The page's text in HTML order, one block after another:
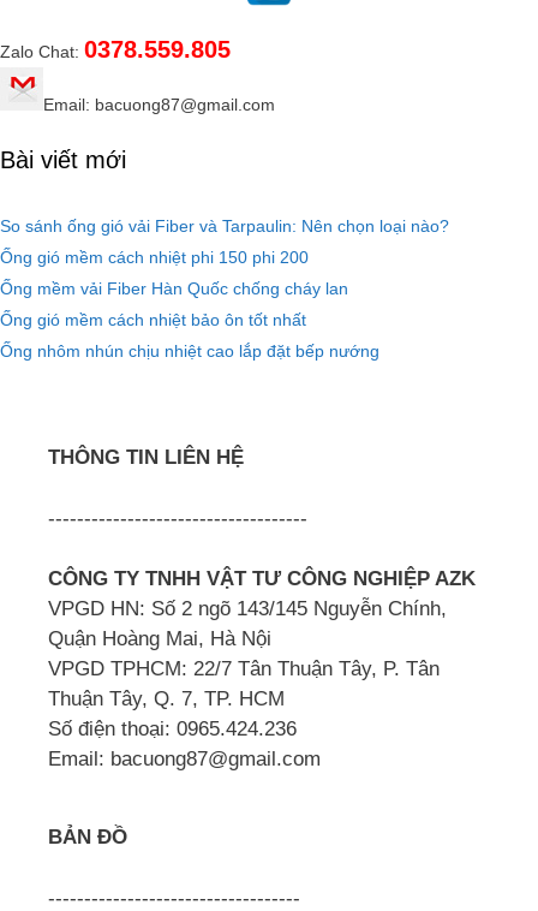
Zalo Chat: 0378.559.805
Email: bacuong87@gmail.com
Bài viết mới
So sánh ống gió vải Fiber và Tarpaulin: Nên chọn loại nào?
Ống gió mềm cách nhiệt phi 150 phi 200
Ống mềm vải Fiber Hàn Quốc chống cháy lan
Ống gió mềm cách nhiệt bảo ôn tốt nhất
Ống nhôm nhún chịu nhiệt cao lắp đặt bếp nướng
THÔNG TIN LIÊN HỆ
------------------------------------
CÔNG TY TNHH VẬT TƯ CÔNG NGHIỆP AZK
VPGD HN: Số 2 ngõ 143/145 Nguyễn Chính,
Quận Hoàng Mai, Hà Nội
VPGD TPHCM: 22/7 Tân Thuận Tây, P. Tân
Thuận Tây, Q. 7, TP. HCM
Số điện thoại: 0965.424.236
Email: bacuong87@gmail.com
BẢN ĐỒ
-----------------------------------